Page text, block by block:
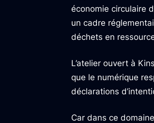
économie circulaire
un cadre
déchets en
L’atelier ouvert à
que le numérique
déclarations
Car dans ce